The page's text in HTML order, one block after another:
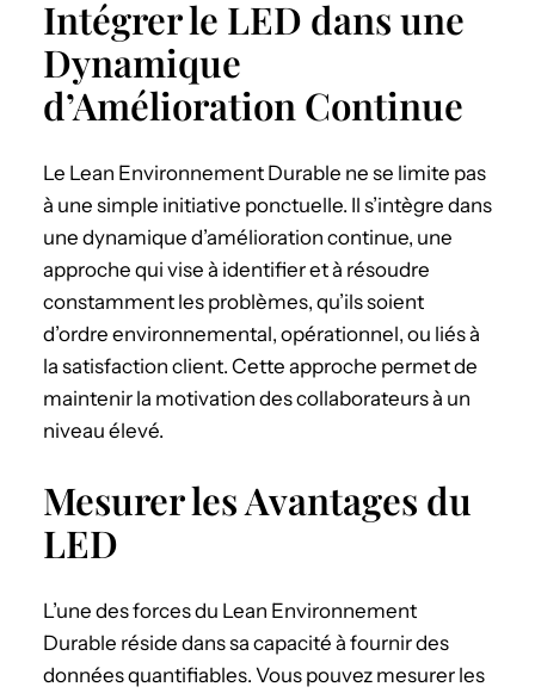
Intégrer le LED dans une
Dynamique
d’Amélioration Continue
Le Lean Environnement Durable ne se limite pas
à une simple initiative ponctuelle. Il s’intègre dans
une dynamique d’amélioration continue, une
approche qui vise à identifier et à résoudre
constamment les problèmes, qu’ils soient
d’ordre environnemental, opérationnel, ou liés à
la satisfaction client. Cette approche permet de
maintenir la motivation des collaborateurs à un
niveau élevé.
Mesurer les Avantages du
LED
L’une des forces du Lean Environnement
Durable réside dans sa capacité à fournir des
données quantifiables. Vous pouvez mesurer les